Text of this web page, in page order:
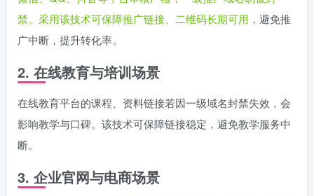
禁。采用该技术可保障推广链接、二维码长期可用 ，避免推
广中断，提升转化率。
2. 在线教育与培训场景
在线教育平台的课程、资料链接若因一级域名封禁失效，会
影响教学与口碑。该技术可保障链接稳定，避免教学服务中
断。
3. 企业官网与电商场景